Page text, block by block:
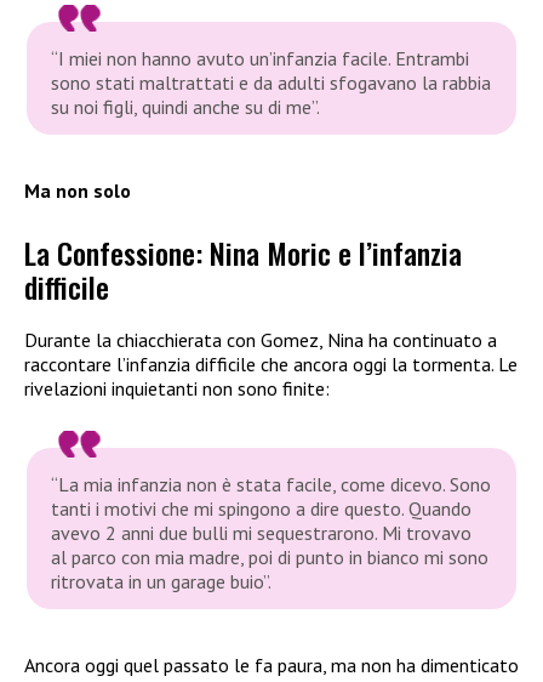
“I miei non hanno avuto un’infanzia facile. Entrambi
sono stati maltrattati e da adulti sfogavano la rabbia
su noi figli, quindi anche su di me”.
Ma non solo
La Confessione: Nina Moric e l’infanzia
difficile
Durante la chiacchierata con Gomez, Nina ha continuato a
raccontare l’infanzia difficile che ancora oggi la tormenta. Le
rivelazioni inquietanti non sono finite:
“La mia infanzia non è stata facile, come dicevo. Sono
tanti i motivi che mi spingono a dire questo. Quando
avevo 2 anni due bulli mi sequestrarono. Mi trovavo
al parco con mia madre, poi di punto in bianco mi sono
ritrovata in un garage buio”.
Ancora oggi quel passato le fa paura, ma non ha dimenticato